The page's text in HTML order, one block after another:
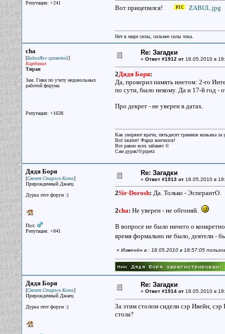
Репутация: +241
Вот прицепился! ZABUL.jpg
Нет в мире силы, сильнее силы тока.
cha
[БибизЯн с гранатой]
Кардинал
Тиран
Зам. Гиви по учету недовольных
работой форума
Репутация: +1638
Re: Загадки
« Ответ #1912 от18.05.2010 в
2Дядя Боря:
Да, проверил память инетом: 2-го
по сути, было некому. Да и 17-й год -
Про декрет - не уверен в датах.
Как уверяют врачи, пятьдесят граммов коньяка
Всё хватит! Фарш кончился!
Все равно всех забанят ©
Сам дурак!©pipetz
Дядя Боря
[Скелет Старого Кота]
Прирожденный Джаец
Дурка этот форум :)
Пол:
Репутация: +841
Re: Загадки
« Ответ #1913 от18.05.2010 в
2Sir-Dorosh: Да. Только - ЭсперантО.
2cha: Не уверен - не обгоняй.
В вопросе не было ничего о
время формально не было, деятели -
« Изменён в : 18.05.2010 в 18:57:05
Дядя Боря
[Скелет Старого Кота]
Прирожденный Джаец
Дурка этот форум :)
Re: Загадки
« Ответ #1914 от18.05.2010 в
За этим столом сидели сэр Ивейн, сэр
стола?